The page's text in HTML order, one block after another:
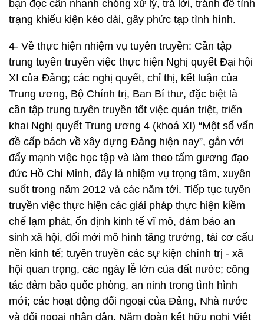
bạn đọc cần nhanh chóng xử lý, trả lời, tránh để tình
trạng khiếu kiện kéo dài, gây phức tạp tình hình.
4- Về thực hiện nhiệm vụ tuyên truyền: Cần tập
trung tuyên truyền việc thực hiện Nghị quyết Đại hội
XI của Đảng; các nghị quyết, chỉ thị, kết luận của
Trung ương, Bộ Chính trị, Ban Bí thư, đặc biệt là
cần tập trung tuyên truyền tốt việc quán triệt, triển
khai Nghị quyết Trung ương 4 (khoá XI) “Một số vấn
đề cấp bách về xây dựng Đảng hiện nay”, gắn với
đẩy mạnh việc học tập và làm theo tấm gương đạo
đức Hồ Chí Minh, đây là nhiệm vụ trọng tâm, xuyên
suốt trong năm 2012 và các năm tới. Tiếp tục tuyên
truyền việc thực hiện các giải pháp thực hiện kiềm
chế lạm phát, ổn định kinh tế vĩ mô, đảm bảo an
sinh xã hội, đổi mới mô hình tăng trưởng, tái cơ cấu
nền kinh tế; tuyên truyền các sự kiện chính trị - xã
hội quan trọng, các ngày lễ lớn của đất nước; công
tác đảm bảo quốc phòng, an ninh trong tình hình
mới; các hoạt động đối ngoại của Đảng, Nhà nước
và đối ngoại nhân dân, Năm đoàn kết hữu nghị Việt